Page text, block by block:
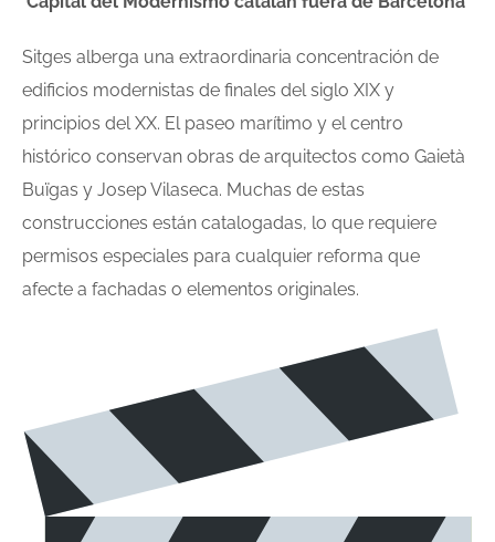
Sitges alberga una extraordinaria concentración de
edificios modernistas de finales del siglo XIX y
principios del XX. El paseo marítimo y el centro
histórico conservan obras de arquitectos como Gaietà
Buïgas y Josep Vilaseca. Muchas de estas
construcciones están catalogadas, lo que requiere
permisos especiales para cualquier reforma que
afecte a fachadas o elementos originales.